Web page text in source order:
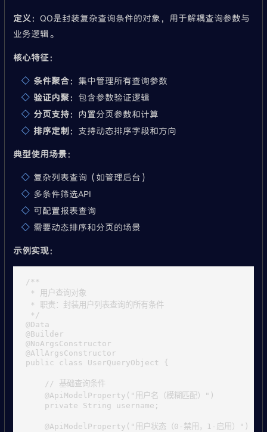
定义 ：QO是封装复杂查询条件的对象，用于解耦查询参数与
业务逻辑。
核心特征：
条件聚合：集中管理所有查询参数
验证内聚：包含参数验证逻辑
分页支持：内置分页参数和计算
排序定制：支持动态排序字段和方向
典型使用场景：
复杂列表查询（如管理后台）
多条件筛选API
可配置报表查询
需要动态排序和分页的场景
示例实现：
/**
* 用户查询对象
* 职责：封装用户列表查询的所有条件
*/
@Data
@Builder
@NoArgsConstructor
@AllArgsConstructor
public class UserQueryObject {
    // 基础查询条件
    @ApiModelProperty("用户名（模糊匹配）")
    private String username;
    @ApiModelProperty("用户状态（0-禁用，1-启用）")